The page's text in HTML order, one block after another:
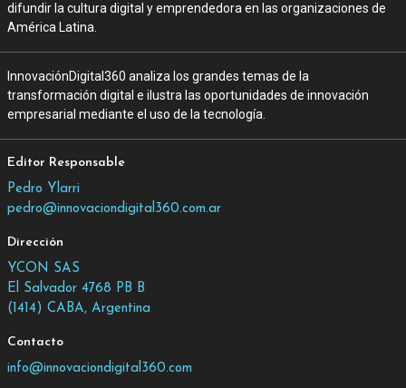
difundir la cultura digital y emprendedora en las organizaciones de
América Latina.
InnovaciónDigital360 analiza los grandes temas de la
transformación digital e ilustra las oportunidades de innovación
empresarial mediante el uso de la tecnología.
Editor Responsable
Pedro Ylarri
pedro@innovaciondigital360.com.ar
Dirección
YCON SAS
El Salvador 4768 PB B
(1414) CABA, Argentina
Contacto
info@innovaciondigital360.com